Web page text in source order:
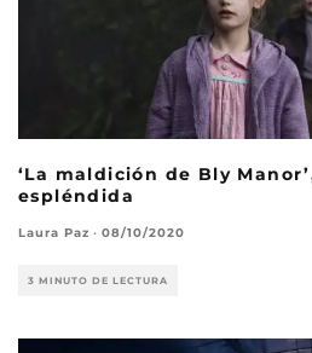
‘La maldición de Bly
espléndida
Laura Paz · 08/10/2020
3 MINUTO DE LECTURA